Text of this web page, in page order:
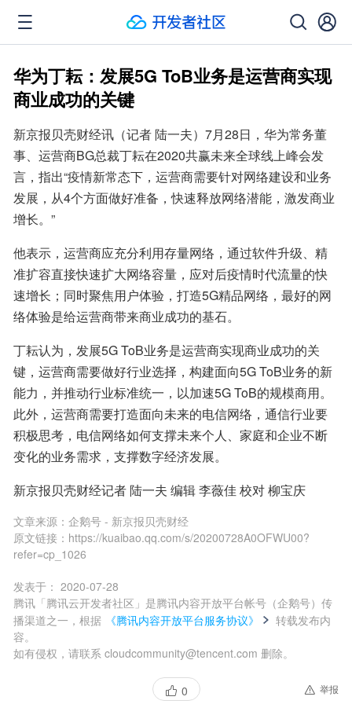
华为丁耘：发展5G ToB业务是运营商实现
商业成功的关键
新京报贝壳财经讯（记者 陆一夫）7月28日，华为常务董
事、运营商BG总裁丁耘在2020共赢未来全球线上峰会发
言，指出“疫情新常态下，运营商需要针对网络建设和业务
发展，从4个方面做好准备，快速释放网络潜能，激发商业
增长。”
他表示，运营商应充分利用存量网络，通过软件升级、精
准扩容直接快速扩大网络容量，应对后疫情时代流量的快
速增长；同时聚焦用户体验，打造5G精品网络，最好的网
络体验是给运营商带来商业成功的基石。
丁耘认为，发展5G ToB业务是运营商实现商业成功的关
键，运营商需要做好行业选择，构建面向5G ToB业务的新
能力，并推动行业标准统一，以加速5G ToB的规模商用。
此外，运营商需要打造面向未来的电信网络，通信行业要
积极思考，电信网络如何支撑未来个人、家庭和企业不断
变化的业务需求，支撑数字经济发展。
新京报贝壳财经记者 陆一夫 编辑 李薇佳 校对 柳宝庆
文章来源： 企鹅号 - 新京报贝壳财经
原文链接： https://kuaibao.qq.com/s/20200728A0OFWU00?
refer=cp_1026
发表于： 2020-07-28
腾讯「腾讯云开发者社区」是腾讯内容开放平台帐号（企鹅号）传
播渠道之一，根据
《腾讯内容开放平台服务协议》
转载发布内
容。
如有侵权，请联系 cloudcommunity@tencent.com 删除。
0 举报